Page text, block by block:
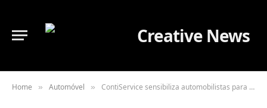
Home » Automóvel » ContiService sensibiliza automobilistas para uma condução em segurança